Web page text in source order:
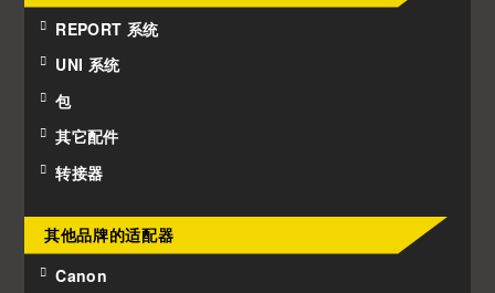
REPORT 系统
UNI 系统
包
其它配件
转接器
其他品牌的适配器
Canon